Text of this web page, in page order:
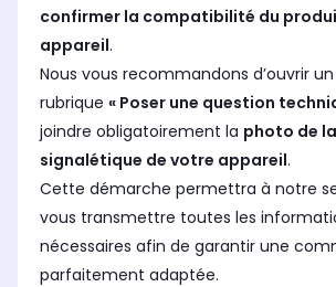
confirmer la compatibilité du
appareil.
Nous vous recommandons d’ouvrir
rubrique « Poser une question
joindre obligatoirement la photo de
signalétique de votre appareil.
Cette démarche permettra à notre
vous transmettre toutes les
nécessaires afin de garantir une
parfaitement adaptée.